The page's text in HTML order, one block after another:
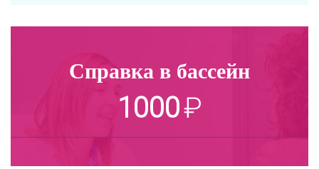
Справка в бассейн
1000₽